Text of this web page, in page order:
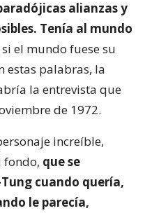
alianzas y
Tenía al mundo
el mundo fuese su
estas palabras, la
la entrevista que
de 1972.
increíble,
fondo, que se
cuando quería,
le parecía,